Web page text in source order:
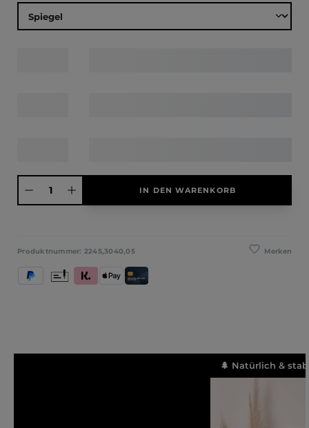
IN DEN WARENKORB
Merken
Produktnummer: 2245,3040,05
PayPal Klarna (Rechnung / Ratenkauf / Sofort)
Apple PayKredit- und Debitkarte
Vorkasse
🌲 Natürlich &